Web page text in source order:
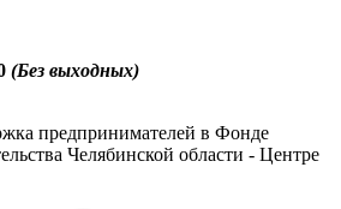
(Без выходных)
предпринимателей в Фонде
Челябинской области - Центре